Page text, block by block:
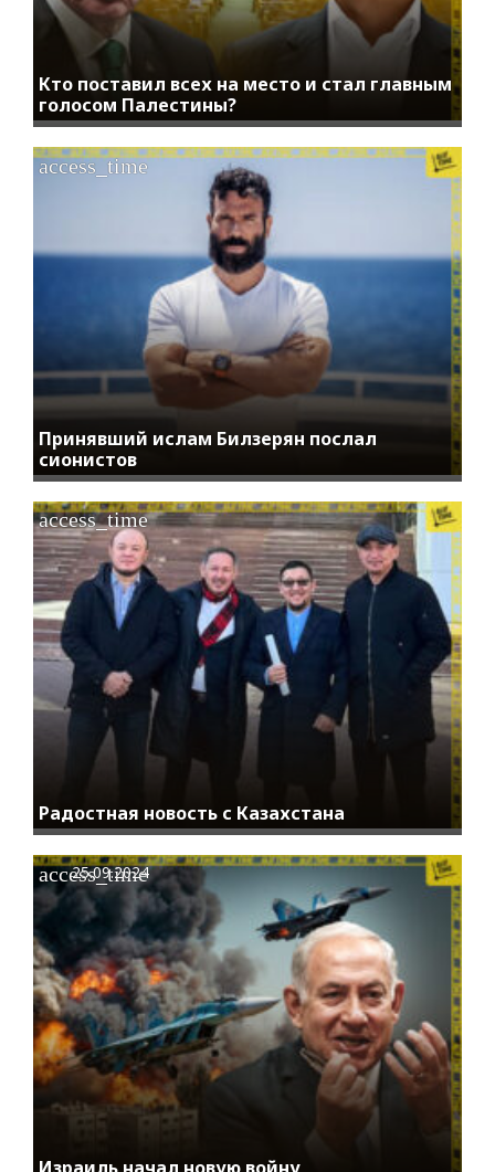
Кто поставил всех на место и стал главным
голосом Палестины?
Принявший ислам Билзерян послал
сионистов
access_time
Радостная новость с Казахстана
access_time
access_time
25.09.2024